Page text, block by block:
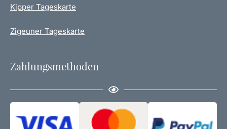
Kipper Tageskarte
Zigeuner Tageskarte
Zahlungsmethoden